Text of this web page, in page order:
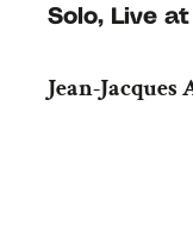
Solo, Live at
Jean-Jacques